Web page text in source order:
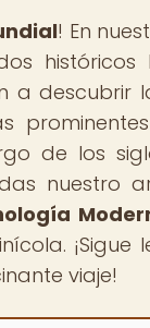
! En
a descubrir
de los
nuestro
viaje!